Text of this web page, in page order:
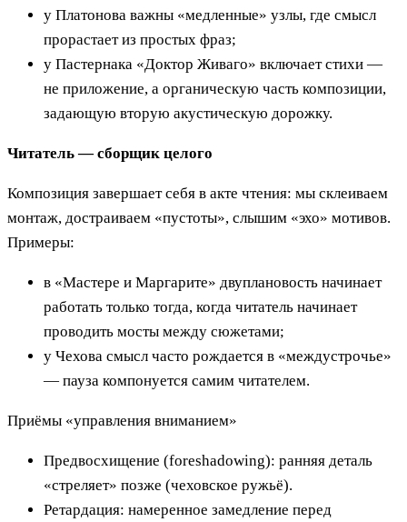
у Платонова важны «медленные» узлы, где смысл
прорастает из простых фраз;
у Пастернака «Доктор Живаго» включает стихи —
не приложение, а органическую часть композиции,
задающую вторую акустическую дорожку.
Читатель — сборщик целого
Композиция завершает себя в акте чтения: мы склеиваем
монтаж, достраиваем «пустоты», слышим «эхо» мотивов.
Примеры:
в «Мастере и Маргарите» двуплановость начинает
работать только тогда, когда читатель начинает
проводить мосты между сюжетами;
у Чехова смысл часто рождается в «междустрочье»
— пауза компонуется самим читателем.
Приёмы «управления вниманием»
Предвосхищение (foreshadowing): ранняя деталь
«стреляет» позже (чеховское ружьё).
Ретардация: намеренное замедление перед